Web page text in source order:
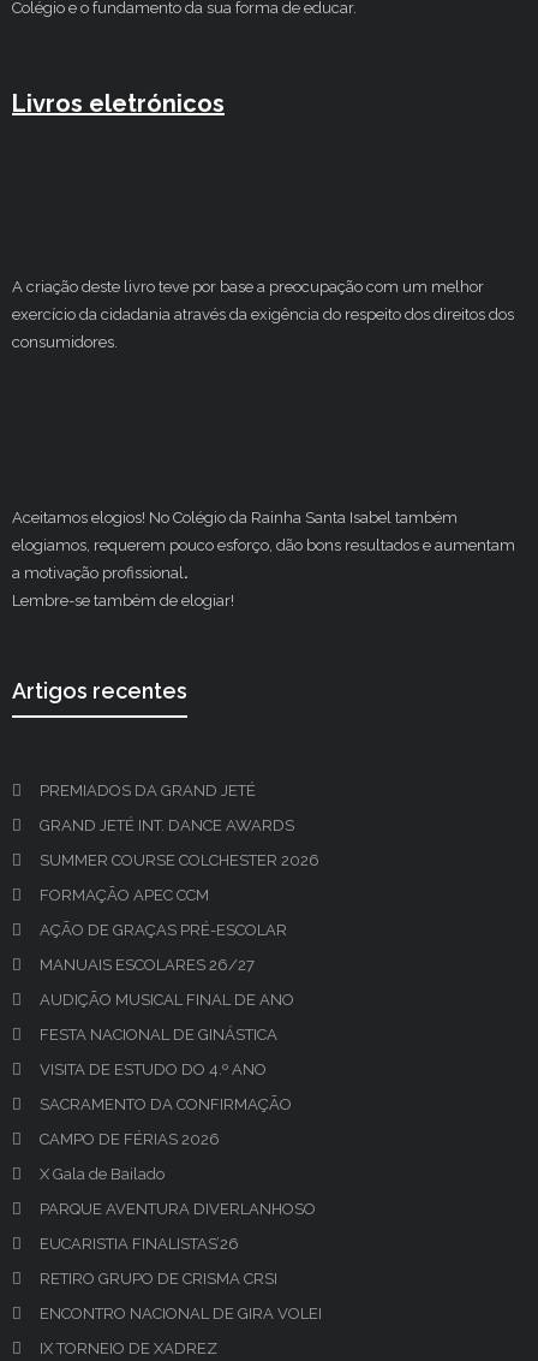
Colégio e o fundamento da sua forma de educar.
Livros eletrónicos
A criação deste livro teve por base a preocupação com um melhor
exercício da cidadania através da exigência do respeito dos direitos dos
consumidores.
Aceitamos elogios! No Colégio da Rainha Santa Isabel também
elogiamos, requerem pouco esforço, dão bons resultados e aumentam
a motivação profissional.
Lembre-se também de elogiar!
Artigos recentes
PREMIADOS DA GRAND JETÉ
GRAND JETÉ INT. DANCE AWARDS
SUMMER COURSE COLCHESTER 2026
FORMAÇÃO APEC CCM
AÇÃO DE GRAÇAS PRÉ-ESCOLAR
MANUAIS ESCOLARES 26/27
AUDIÇÃO MUSICAL FINAL DE ANO
FESTA NACIONAL DE GINÁSTICA
VISITA DE ESTUDO DO 4.º ANO
SACRAMENTO DA CONFIRMAÇÃO
CAMPO DE FÉRIAS 2026
X Gala de Bailado
PARQUE AVENTURA DIVERLANHOSO
EUCARISTIA FINALISTAS’26
RETIRO GRUPO DE CRISMA CRSI
ENCONTRO NACIONAL DE GIRA VOLEI
IX TORNEIO DE XADREZ